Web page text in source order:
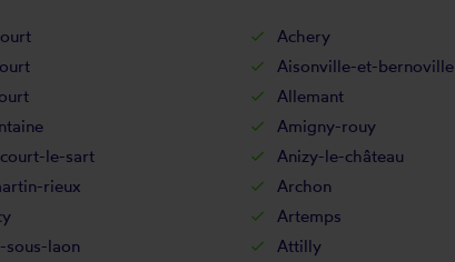
Achery
Aisonville-et-bernoville
Allemant
Amigny-rouy
le-sart Anizy-le-château
rieux Archon
Artemps
sous-laon Attilly